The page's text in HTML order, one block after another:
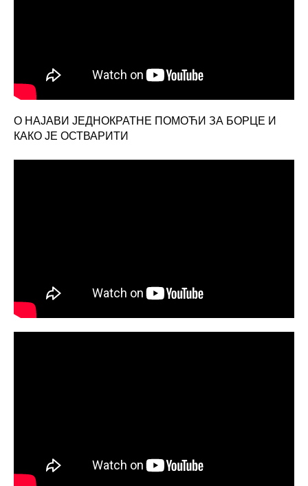
О НАЈАВИ ЈЕДНОКРАТНЕ ПОМОЋИ ЗА БОРЦЕ И
КАКО ЈЕ ОСТВАРИТИ